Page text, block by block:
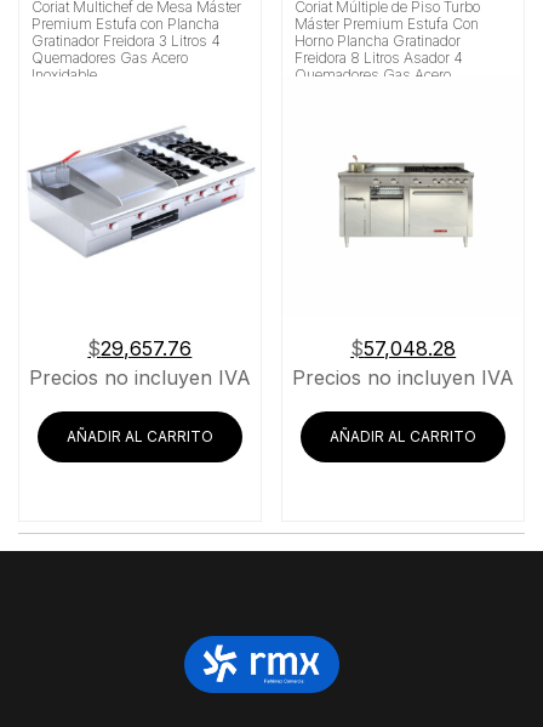
Coriat Multichef de Mesa Máster
Premium Estufa con Plancha
Gratinador Freidora 3 Litros 4
Quemadores Gas Acero
Inoxidable
$29,657.76
Precios no incluyen IVA
AÑADIR AL CARRITO
Coriat Múltiple de Piso Turbo
Máster Premium Estufa Con
Horno Plancha Gratinador
Freidora 8 Litros Asador 4
Quemadores Gas Acero
$57,048.28
Precios no incluyen IVA
AÑADIR AL CARRITO